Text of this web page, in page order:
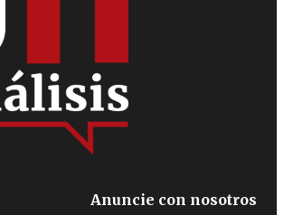
Anuncie con nosotros